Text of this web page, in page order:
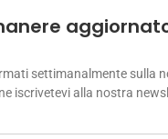
settimanalmente sulla
iscrivetevi alla nostra